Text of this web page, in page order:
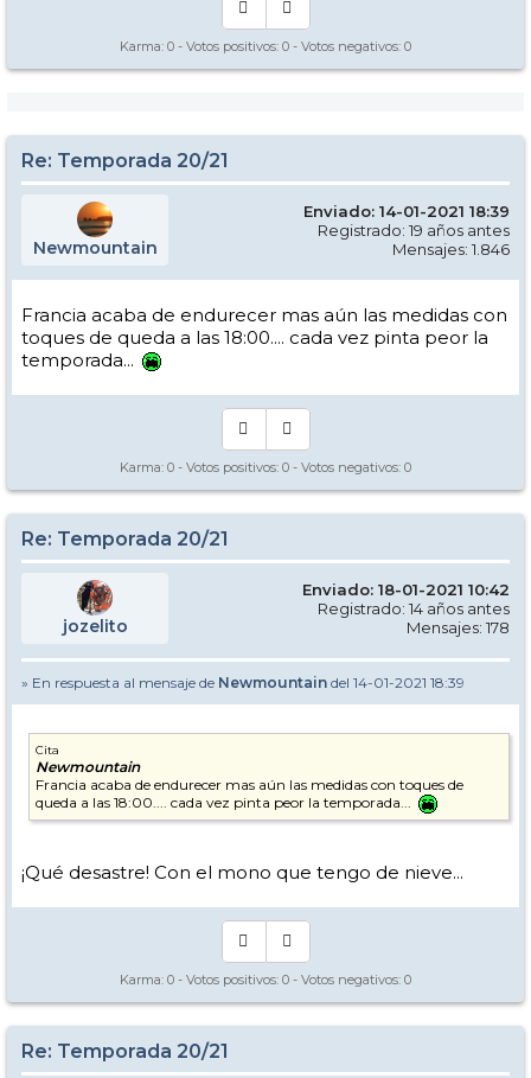
Karma: 0 - Votos positivos: 0 - Votos negativos: 0
Re: Temporada 20/21
Newmountain
Enviado: 14-01-2021 18:39
Registrado: 19 años antes
Mensajes: 1.846
Francia acaba de endurecer mas aún las medidas con
toques de queda a las 18:00.... cada vez pinta peor la
temporada...
Karma: 0 - Votos positivos: 0 - Votos negativos: 0
Re: Temporada 20/21
jozelito
Enviado: 18-01-2021 10:42
Registrado: 14 años antes
Mensajes: 178
» En respuesta al mensaje de Newmountain del 14-01-2021 18:39
Cita
Newmountain
Francia acaba de endurecer mas aún las medidas con toques de
queda a las 18:00.... cada vez pinta peor la temporada...
¡Qué desastre! Con el mono que tengo de nieve...
Karma: 0 - Votos positivos: 0 - Votos negativos: 0
Re: Temporada 20/21